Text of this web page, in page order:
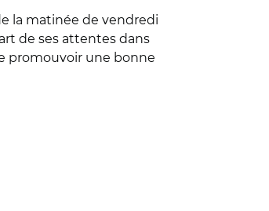
la matinée de vendredi
de ses attentes dans
promouvoir une bonne